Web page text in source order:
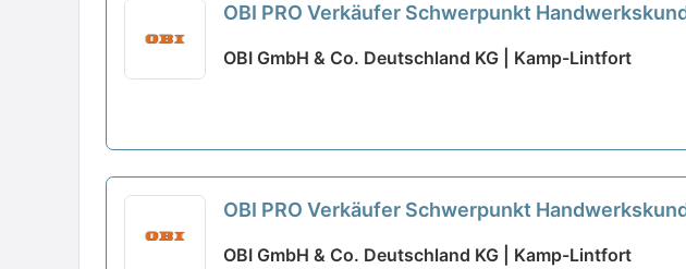
OBI PRO Verkäufer Schwerpunkt
OBI GmbH & Co. Deutschland KG | Kamp-Lintfort
OBI PRO Verkäufer Schwerpunkt
OBI GmbH & Co. Deutschland KG | Kamp-Lintfort